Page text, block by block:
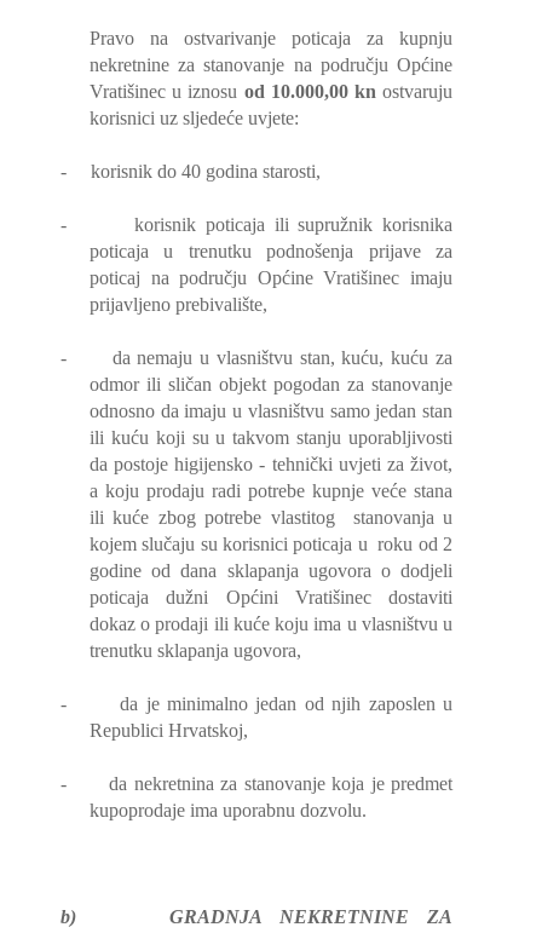
Pravo na ostvarivanje poticaja za kupnju
nekretnine za stanovanje na području Općine
Vratišinec u iznosu od 10.000,00 kn ostvaruju
korisnici uz sljedeće uvjete:
- korisnik do 40 godina starosti,
-
korisnik poticaja ili supružnik korisnika
poticaja u trenutku podnošenja prijave za
poticaj na području Općine Vratišinec imaju
prijavljeno prebivalište,
-
da nemaju u vlasništvu stan, kuću, kuću za
odmor ili sličan objekt pogodan za stanovanje
odnosno da imaju u vlasništvu samo jedan stan
ili kuću koji su u takvom stanju uporabljivosti
da postoje higijensko - tehnički uvjeti za život,
a koju prodaju radi potrebe kupnje veće stana
ili kuće zbog potrebe vlastitog
stanovanja u
kojem slučaju su korisnici poticaja u roku od 2
godine od dana sklapanja ugovora o dodjeli
poticaja dužni Općini Vratišinec dostaviti
dokaz o prodaji ili kuće koju ima u vlasništvu u
trenutku sklapanja ugovora,
-
da je minimalno jedan od njih zaposlen u
Republici Hrvatskoj,
-
da nekretnina za stanovanje koja je predmet
kupoprodaje ima uporabnu dozvolu.
b) GRADNJA NEKRETNINE ZA